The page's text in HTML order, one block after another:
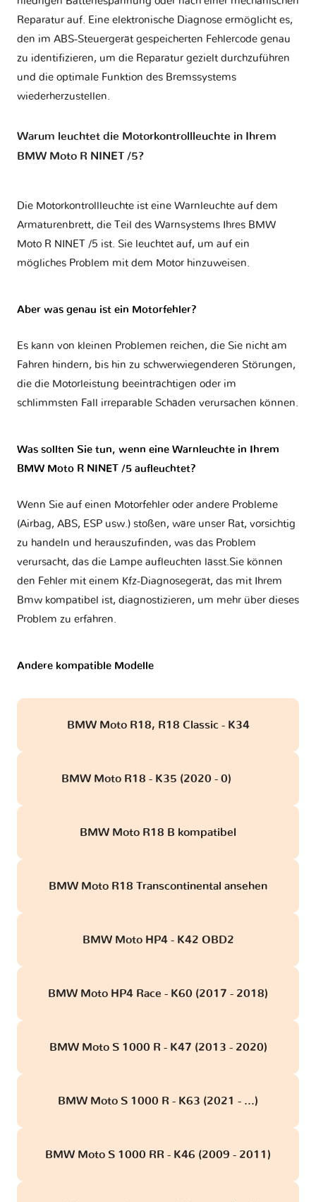
Reparatur auf. Eine elektronische Diagnose ermöglicht es,
den im ABS-Steuergerät gespeicherten Fehlercode genau
zu identifizieren, um die Reparatur gezielt durchzuführen
und die optimale Funktion des Bremssystems
wiederherzustellen.
Warum leuchtet die Motorkontrollleuchte in Ihrem
BMW Moto R NINET /5?
Die Motorkontrollleuchte ist eine Warnleuchte auf dem
Armaturenbrett, die Teil des Warnsystems Ihres BMW
Moto R NINET /5 ist. Sie leuchtet auf, um auf ein
mögliches Problem mit dem Motor hinzuweisen.
Aber was genau ist ein Motorfehler?
Es kann von kleinen Problemen reichen, die Sie nicht am
Fahren hindern, bis hin zu schwerwiegenderen Störungen,
die die Motorleistung beeinträchtigen oder im
schlimmsten Fall irreparable Schäden verursachen können.
Was sollten Sie tun, wenn eine Warnleuchte in Ihrem
BMW Moto R NINET /5 aufleuchtet?
Wenn Sie auf einen Motorfehler oder andere Probleme
(Airbag, ABS, ESP usw.) stoßen, wäre unser Rat, vorsichtig
zu handeln und herauszufinden, was das Problem
verursacht, das die Lampe aufleuchten lässt.Sie können
den Fehler mit einem Kfz-Diagnosegerät, das mit Ihrem
Bmw kompatibel ist, diagnostizieren, um mehr über dieses
Problem zu erfahren.
Andere kompatible Modelle
BMW Moto R18, R18 Classic - K34
BMW Moto R18 - K35 (2020 - 0)
BMW Moto R18 B kompatibel
BMW Moto R18 Transcontinental ansehen
BMW Moto HP4 - K42 OBD2
BMW Moto HP4 Race - K60 (2017 - 2018)
BMW Moto S 1000 R - K47 (2013 - 2020)
BMW Moto S 1000 R - K63 (2021 - ...)
BMW Moto S 1000 RR - K46 (2009 - 2011)